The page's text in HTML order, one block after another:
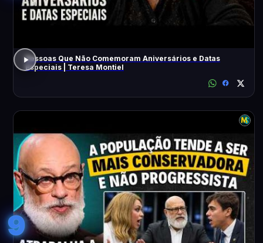
Pessoas Que Não Comemoram Aniversários e Datas
Especiais | Teresa Montiel
9